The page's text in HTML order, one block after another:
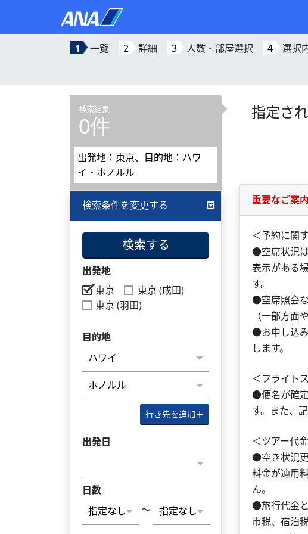
1 一覧 2 詳細 3 人数・部屋選択 4 選択
検索結果
0件
出発地：東京、目的地：ハワ
イ・ホノルル
検索条件を変更する
検索する
出発地
東京
東京 (成田)
東京 (羽田)
目的地
行き先を追加＋
出発日
日数
～
指定さ
重要なご案内
＜予約に関
●空席状況
表示がある
す。
●空席照会な
（一部方面
●お申し込
します。
＜フライト
●便名が確
す。また、
＜ツアー代
●空き状況
料金が適用
ん。
●旅行代金
市税、宿泊